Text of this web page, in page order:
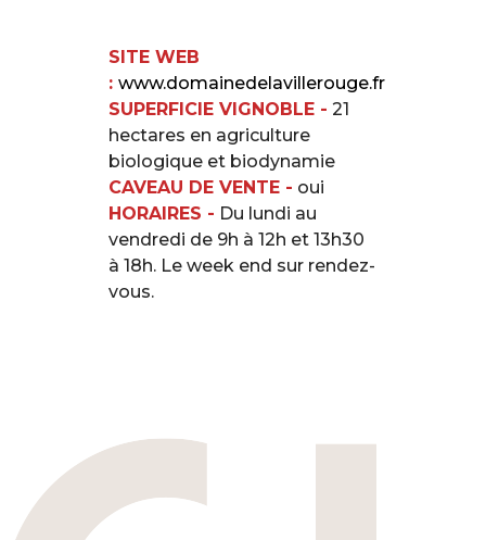
SITE WEB
: www.domainedelavillerouge.fr
SUPERFICIE VIGNOBLE - 21
hectares en agriculture
biologique et biodynamie
CAVEAU DE VENTE - oui
HORAIRES - Du lundi au
vendredi de 9h à 12h et 13h30
à 18h. Le week end sur rendez-
vous.